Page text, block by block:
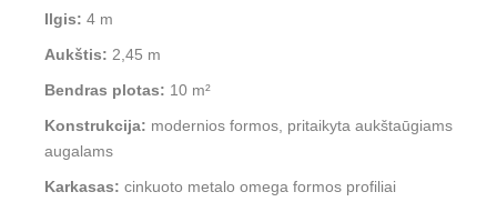
Ilgis: 4 m
Aukštis: 2,45 m
Bendras plotas: 10 m²
Konstrukcija: modernios formos, pritaikyta aukštaūgiams
augalams
Karkasas: cinkuoto metalo omega formos profiliai